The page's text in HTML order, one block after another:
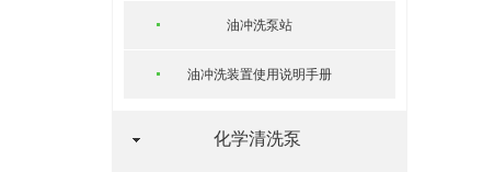
油冲洗泵站
油冲洗装置使用说明手册
化学清洗泵